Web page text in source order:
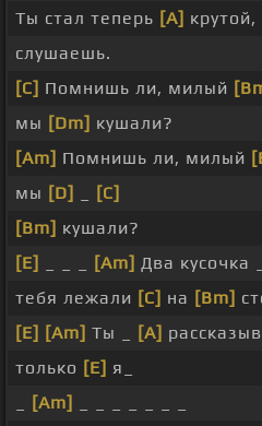
Ты стал теперь [A] крутой,
слушаешь.
[C] Помнишь ли, милый
мы [Dm] кушали?
[Am] Помнишь ли, милый
мы [D]
[C]
[Bm] кушали?
[E]
[Am] Два кусочка _
тебя лежали [C] на [Bm]
[E] [Am] Ты _ [A]
только [E] я_
[Am]